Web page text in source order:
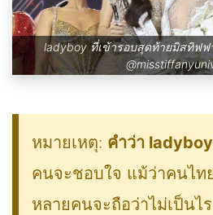
ladyboy ที่เข้ารอบสุดท้ายมิสทิฟฟ
หมายเหตุ: คำว่า ladyboy
คนจะชอบใจ แม้ว่าคนไท
หลายคนจะถือว่าไม่เป็นไ